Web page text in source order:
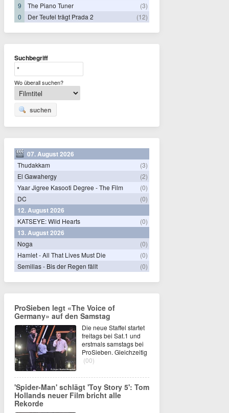
9
The Piano Tuner
(3)
0
Der Teufel trägt Prada 2 (12)
Suchbegriff
Wo überall suchen?
suchen
07. August 2026
Thudakkam
(3)
El Gawahergy
(2)
Yaar Jigree Kasooti Degree - The Film
(0)
DC
(0)
12. August 2026
KATSEYE: Wild Hearts (0)
13. August 2026
Noga
(0)
Hamlet - All That Lives Must Die
(0)
Semillas - Bis der Regen fällt
(0)
ProSieben legt «The Voice of
Germany» auf den Samstag
Die neue Staffel startet
freitags bei Sat.1 und
erstmals samstags bei
ProSieben. Gleichzeitig
(00)
'Spider-Man' schlägt 'Toy Story 5': Tom
Hollands neuer Film bricht alle
Rekorde